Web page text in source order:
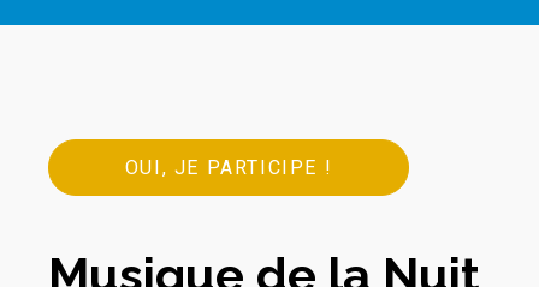
OUI, JE PARTICIPE !
Musique de la Nuit